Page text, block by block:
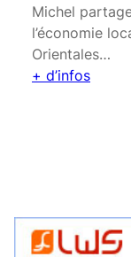
Michel
l’économie
Orientales…
+ d’infos